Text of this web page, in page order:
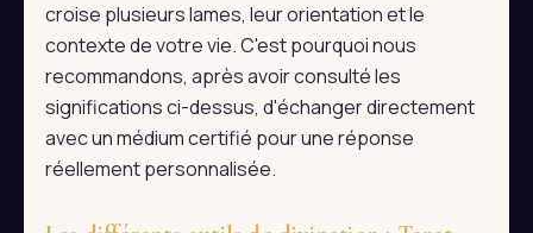
croise plusieurs lames, leur orientation et le
contexte de votre vie. C'est pourquoi nous
recommandons, après avoir consulté les
significations ci-dessus, d'échanger directement
avec un médium certifié pour une réponse
réellement personnalisée.